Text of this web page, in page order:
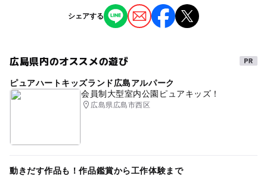
※掲載の情報は天候や主催者側の都合などにより変更にな
ることがあります。
シェアする
広島県内のオススメの遊び
ピュアハートキッズランド広島アルパーク
会員制大型室内公園ピュアキッズ！
広島県広島市西区
動きだす作品も！作品鑑賞から工作体験まで